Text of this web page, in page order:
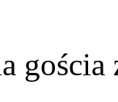
gościa